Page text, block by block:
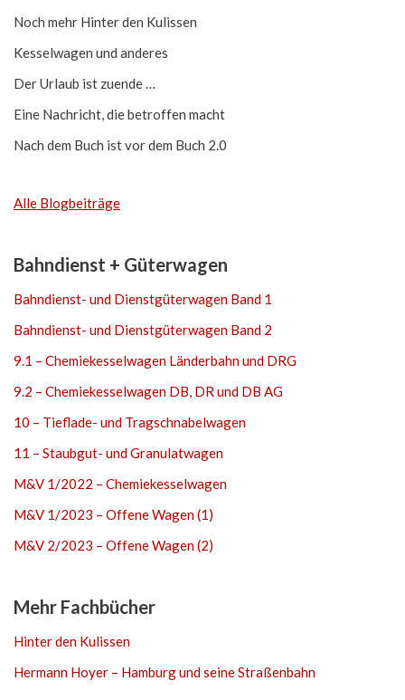
Noch mehr Hinter den Kulissen
Kesselwagen und anderes
Der Urlaub ist zuende …
Eine Nachricht, die betroffen macht
Nach dem Buch ist vor dem Buch 2.0
Alle Blogbeiträge
Bahndienst + Güterwagen
Bahndienst- und Dienstgüterwagen Band 1
Bahndienst- und Dienstgüterwagen Band 2
9.1 – Chemiekesselwagen Länderbahn und DRG
9.2 – Chemiekesselwagen DB, DR und DB AG
10 – Tieflade- und Tragschnabelwagen
11 – Staubgut- und Granulatwagen
M&V 1/2022 – Chemiekesselwagen
M&V 1/2023 – Offene Wagen (1)
M&V 2/2023 – Offene Wagen (2)
Mehr Fachbücher
Hinter den Kulissen
Hermann Hoyer – Hamburg und seine Straßenbahn